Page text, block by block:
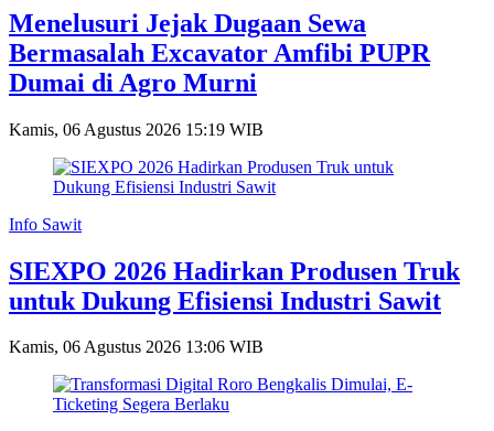
Menelusuri Jejak Dugaan Sewa
Bermasalah Excavator Amfibi PUPR
Dumai di Agro Murni
Kamis, 06 Agustus 2026 15:19 WIB
Info Sawit
SIEXPO 2026 Hadirkan Produsen Truk
untuk Dukung Efisiensi Industri Sawit
Kamis, 06 Agustus 2026 13:06 WIB